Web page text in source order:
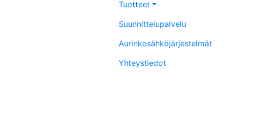
Tuotteet
Suunnittelupalvelu
Aurinkosähköjärjestelmät
Yhteystiedot